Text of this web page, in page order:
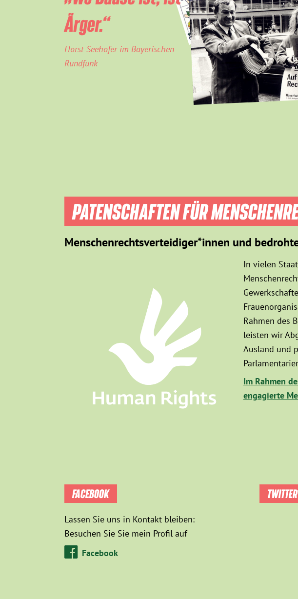
Ärger.“
Horst Seehofer im Bayerischen
Rundfunk
PATENSCHAFTEN FÜR
Menschenrechtsverteidiger*innen und
In vielen
Rahmen des
leisten wir
Ausland und
Im Rahmen
engagierte
FACEBOOK
Lassen Sie uns in Kontakt bleiben:
Besuchen Sie Sie mein Profil auf
Facebook
TWITTER